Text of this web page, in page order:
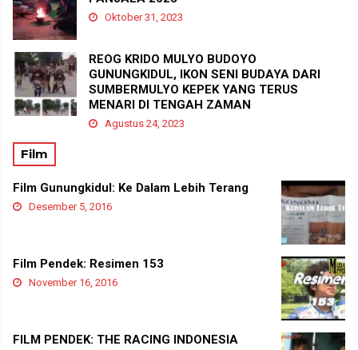
Oktober 31, 2023
REOG KRIDO MULYO BUDOYO
GUNUNGKIDUL, IKON SENI BUDAYA DARI
SUMBERMULYO KEPEK YANG TERUS
MENARI DI TENGAH ZAMAN
Agustus 24, 2023
Film
Film Gunungkidul: Ke Dalam Lebih Terang
Desember 5, 2016
Film Pendek: Resimen 153
November 16, 2016
FILM PENDEK: THE RACING INDONESIA